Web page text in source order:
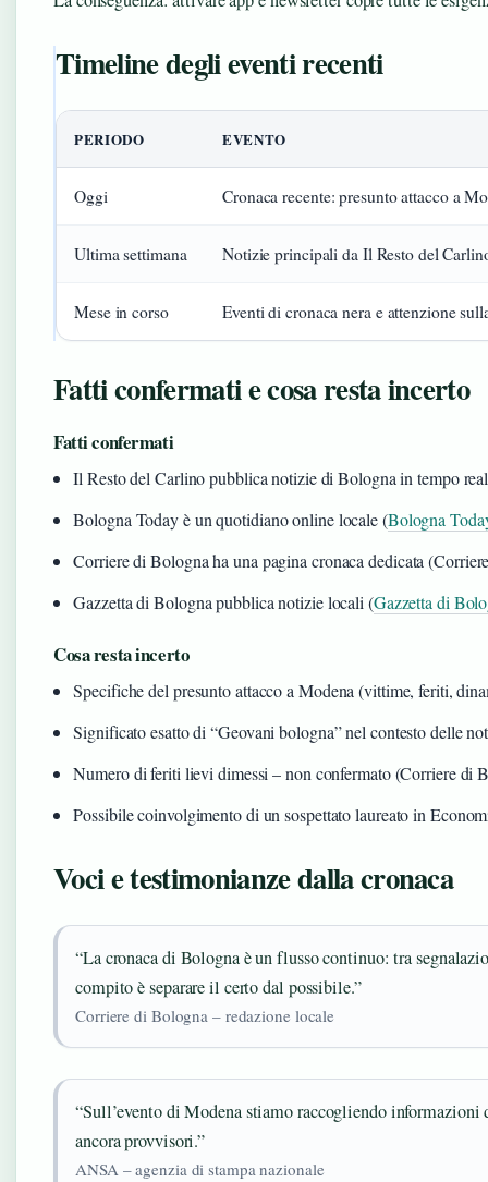
Timeline degli eventi recenti
PERIODO EVENTO
Oggi Cronaca recente: presunto attacco a
Ultima settimana Notizie principali da Il Resto del
Mese in corso Eventi di cronaca nera e attenzione
Fatti confermati e cosa resta incerto
Fatti confermati
Il Resto del Carlino pubblica notizie di Bologna in tempo
Bologna Today è un quotidiano online locale (Bologna
Corriere di Bologna ha una pagina cronaca dedicata
Gazzetta di Bologna pubblica notizie locali (Gazzetta di
Cosa resta incerto
Specifiche del presunto attacco a Modena (vittime, feriti,
Significato esatto di “Geovani bologna” nel contesto delle
Numero di feriti lievi dimessi – non confermato (Corriere di
Possibile coinvolgimento di un sospettato laureato in
Voci e testimonianze dalla cronaca
“La cronaca di Bologna è un flusso continuo: tra
compito è separare il certo dal possibile.”
Corriere di Bologna – redazione locale
“Sull’evento di Modena stiamo raccogliendo
ancora provvisori.”
ANSA – agenzia di stampa nazionale